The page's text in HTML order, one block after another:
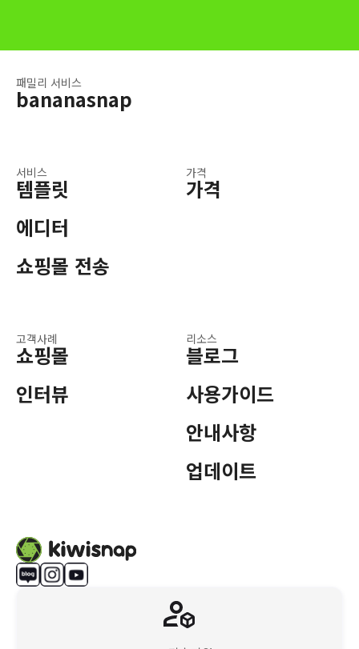
서비스
템플릿
에디터
쇼핑몰 전송
가격
가격
고객사례
쇼핑몰
인터뷰
리소스
블로그
사용가이드
안내사항
업데이트
패밀리 서비스
bananasnap